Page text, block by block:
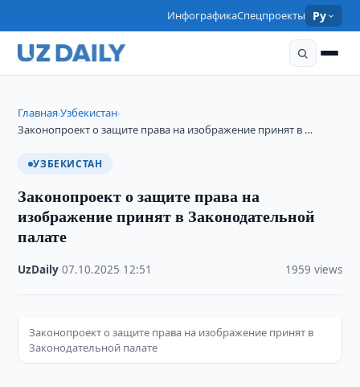
ИнфографикаСпецпроекты Ру
Главная›Узбекистан›
Законопроект о защите права на изображение принят в …
УЗБЕКИСТАН
Законопроект о защите права на
изображение принят в Законодательной
палате
UzDaily ·07.10.2025 12:51 1959 views
Законопроект о защите права на изображение принят в
Законодательной палате